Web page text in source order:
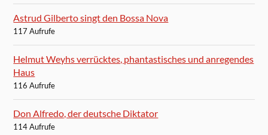
Astrud Gilberto singt den Bossa Nova
117 Aufrufe
Helmut Weyhs verrücktes, phantastisches und anregendes
Haus
116 Aufrufe
Don Alfredo, der deutsche Diktator
114 Aufrufe